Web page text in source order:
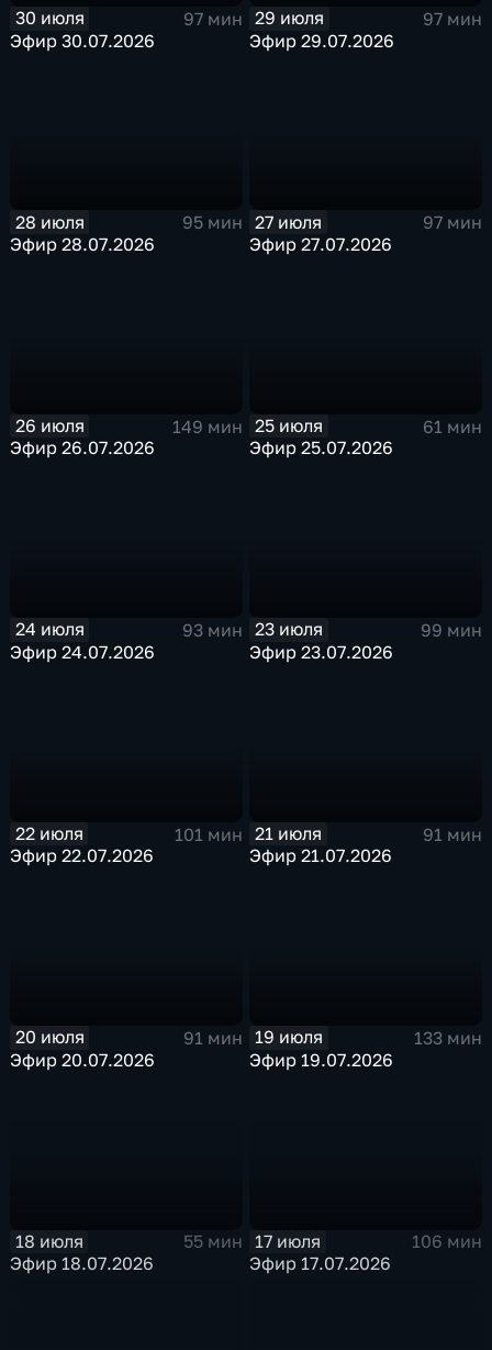
30 июля
97 мин
Эфир 30.07.2026
29 июля
97 мин
Эфир 29.07.2026
28 июля
95 мин
Эфир 28.07.2026
27 июля
97 мин
Эфир 27.07.2026
26 июля
149 мин
Эфир 26.07.2026
25 июля
61 мин
Эфир 25.07.2026
24 июля
93 мин
Эфир 24.07.2026
23 июля
99 мин
Эфир 23.07.2026
22 июля
101 мин
Эфир 22.07.2026
21 июля
91 мин
Эфир 21.07.2026
20 июля
91 мин
Эфир 20.07.2026
19 июля
133 мин
Эфир 19.07.2026
18 июля
55 мин
Эфир 18.07.2026
17 июля
106 мин
Эфир 17.07.2026